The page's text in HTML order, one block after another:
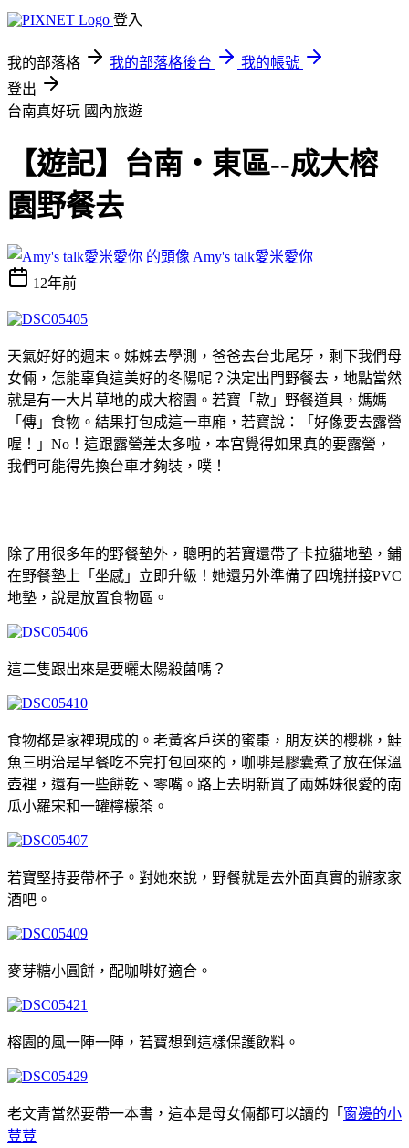
登入
我的部落格 我的部落格後台
我的帳號
登出
台南真好玩 國內旅遊
【遊記】台南‧東區--成大榕
園野餐去
Amy's talk愛米愛你
12年前
天氣好好的週末。姊姊去學測，爸爸去台北尾牙，剩下我們母
女倆，怎能辜負這美好的冬陽呢？決定出門野餐去，地點當然
就是有一大片草地的成大榕園。若寶「款」野餐道具，媽媽
「傳」食物。結果打包成這一車廂，若寶說：「好像要去露營
喔！」No！這跟露營差太多啦，本宮覺得如果真的要露營，
我們可能得先換台車才夠裝，噗！
除了用很多年的野餐墊外，聰明的若寶還帶了卡拉貓地墊，鋪
在野餐墊上「坐感」立即升級！她還另外準備了四塊拼接PVC
地墊，說是放置食物區。
這二隻跟出來是要曬太陽殺菌嗎？
食物都是家裡現成的。老黃客戶送的蜜棗，朋友送的櫻桃，鮭
魚三明治是早餐吃不完打包回來的，咖啡是膠囊煮了放在保溫
壺裡，還有一些餅乾、零嘴。路上去明新買了兩姊妹很愛的南
瓜小羅宋和一罐檸檬茶。
若寶堅持要帶杯子。對她來說，野餐就是去外面真實的辦家家
酒吧。
麥芽糖小圓餅，配咖啡好適合。
榕園的風一陣一陣，若寶想到這樣保護飲料。
老文青當然要帶一本書，這本是母女倆都可以讀的「 窗邊的小
荳荳